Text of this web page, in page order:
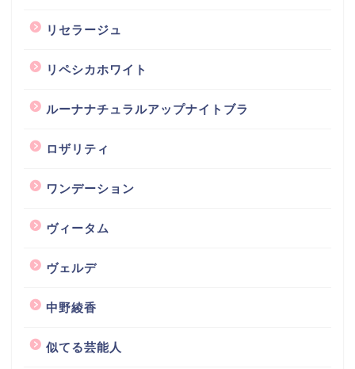
リセラージュ
リペシカホワイト
ルーナナチュラルアップナイトブラ
ロザリティ
ワンデーション
ヴィータム
ヴェルデ
中野綾香
似てる芸能人